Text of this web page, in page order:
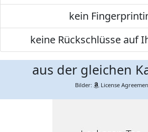
kein
keine Rückschlüsse auf
aus der gleichen
Bilder: License